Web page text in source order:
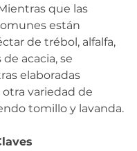
que las
están
de trébol, alfalfa,
acacia, se
elaboradas
variedad de
tomillo y lavanda.